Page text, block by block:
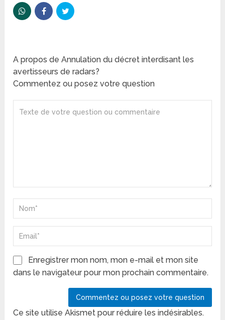
A propos de Annulation du décret interdisant les
avertisseurs de radars?
Commentez ou posez votre question
Enregistrer mon nom, mon e-mail et mon site
dans le navigateur pour mon prochain commentaire.
Ce site utilise Akismet pour réduire les indésirables.